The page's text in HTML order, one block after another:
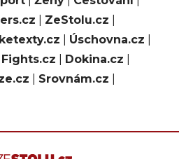
ZeStolu.cz
Úschovna.cz
Fights.cz Dokina.cz
Srovnám.cz